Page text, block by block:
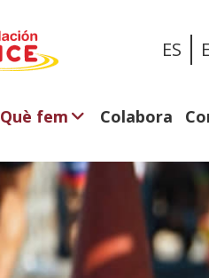
ES
Què fem Colabora